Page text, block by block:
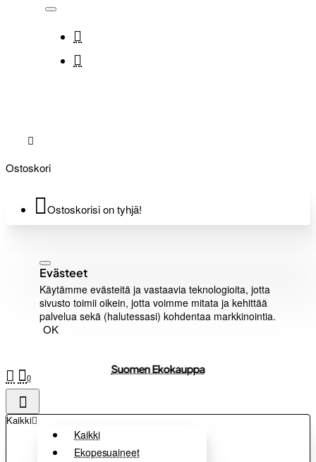
Ostoskori
Ostoskorisi on tyhjä!
Evästeet
Käytämme evästeitä ja vastaavia teknologioita, jotta
sivusto toimii oikein, jotta voimme mitata ja kehittää
palvelua sekä (halutessasi) kohdentaa markkinointia.
OK
Suomen Ekokauppa
0
Kaikki
Kaikki
Ekopesuaineet